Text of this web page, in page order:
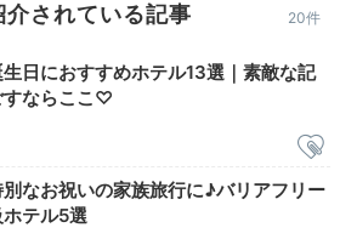
。ゆっくり身支度を整えて、プ
介されている記事 20件
生日におすすめホテル13選｜素敵な記
すならここ♡
別なお祝いの家族旅行に♪バリアフリー
テル5選